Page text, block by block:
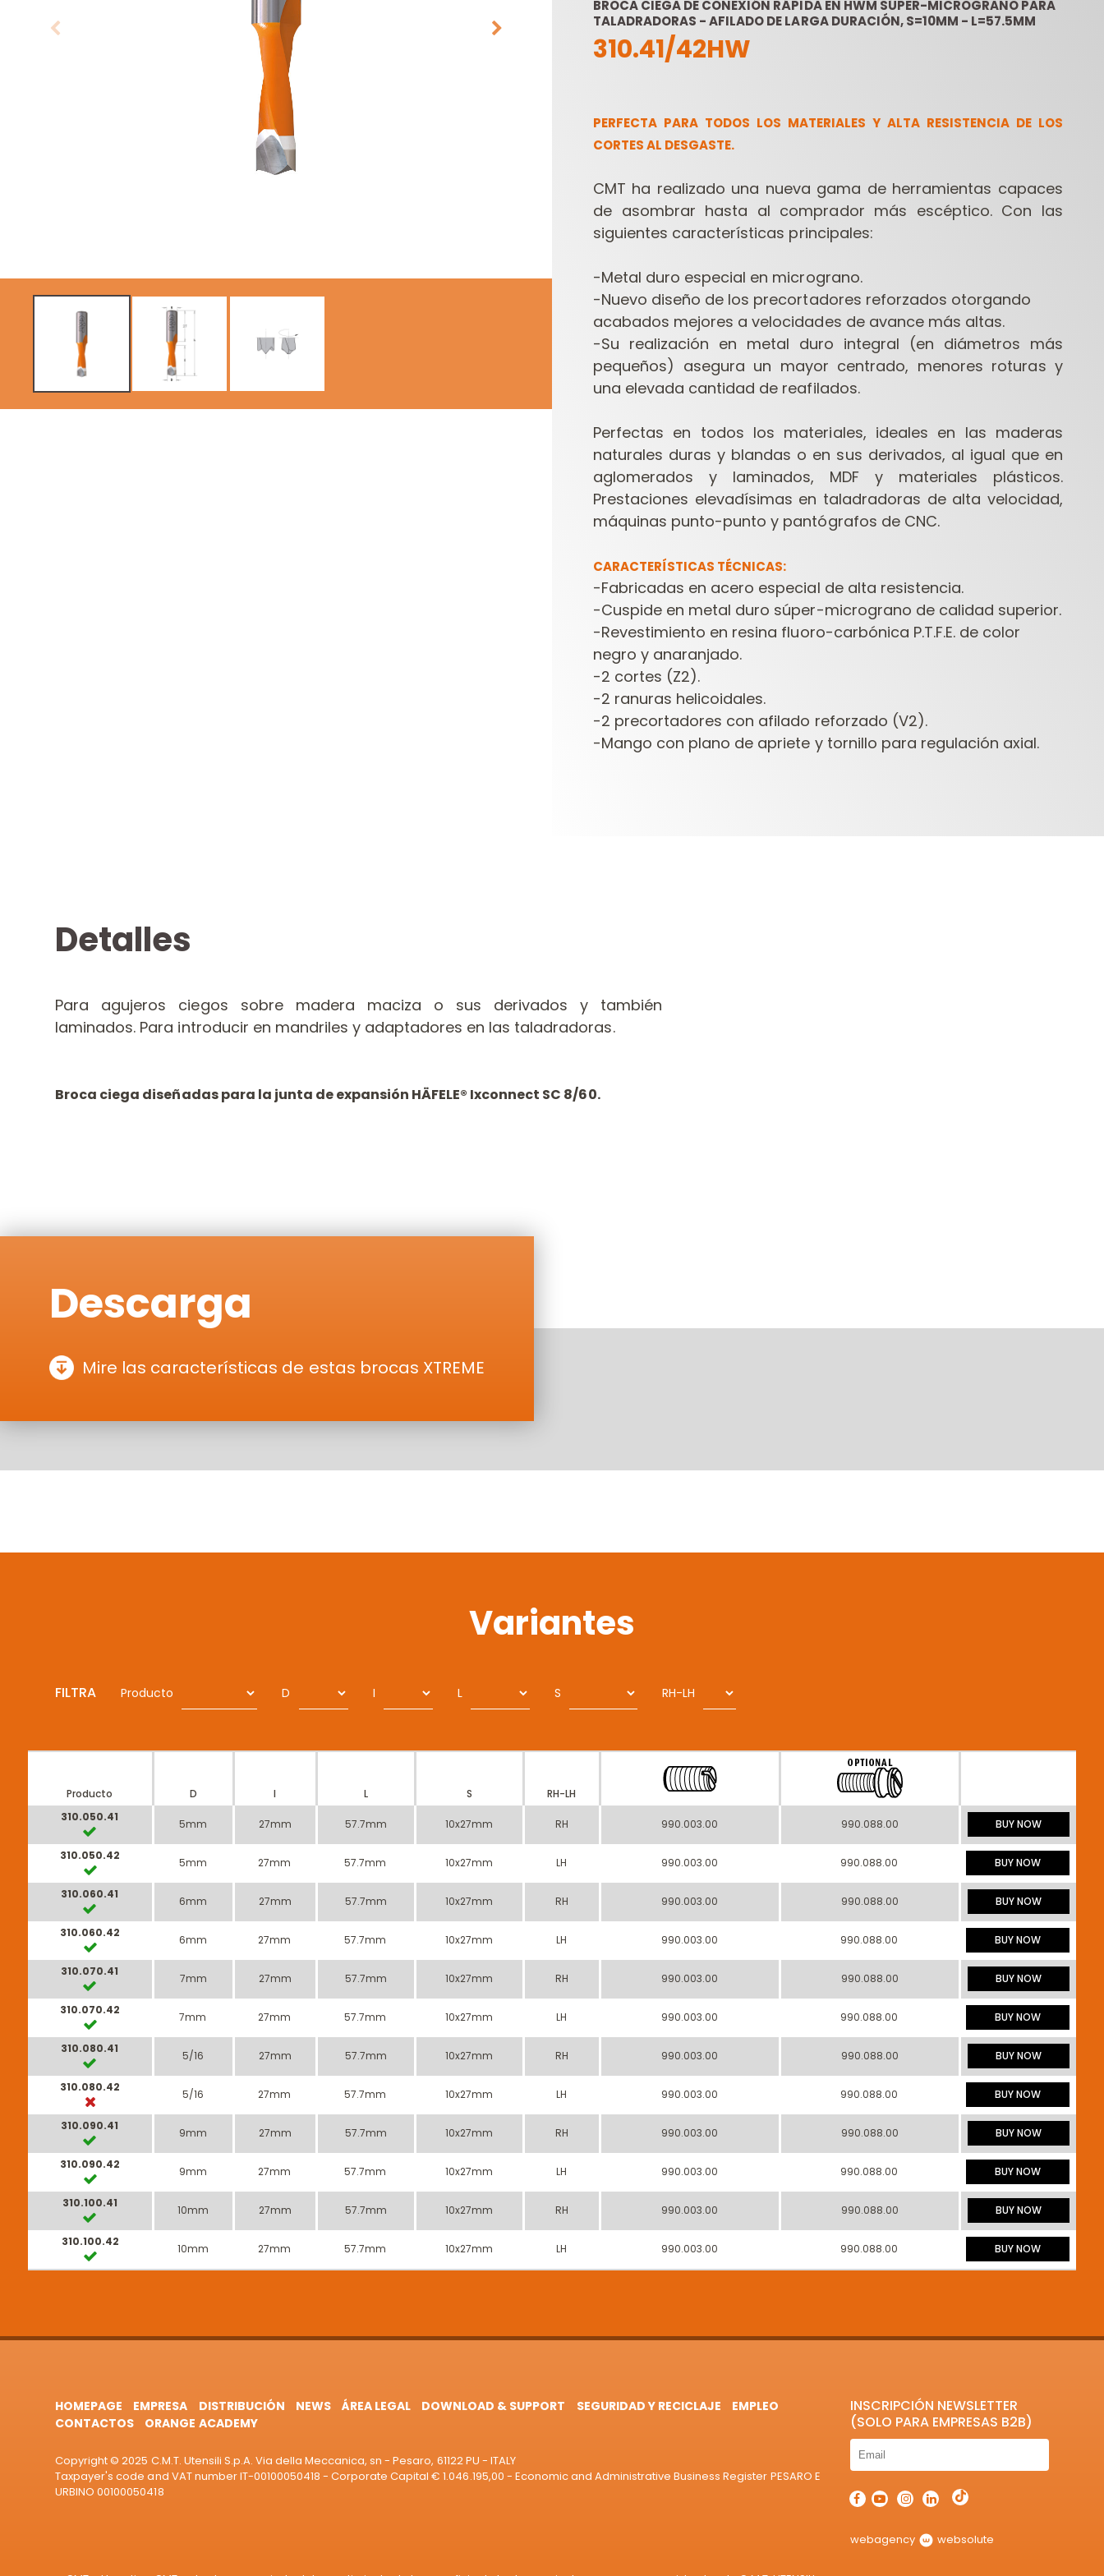
ITK XTREME SAW
PORTACUCHILLAS Y
CUCHILLAS
FRESAS PARA
FRESADORAS
CONTRACTOR PARA
FRESADORAS
BROCA CIEGA DE CONEXIÓN RÁPIDA EN HWM SÚPER-MICROGRANO PARA
TALADRADORAS - AFILADO DE LARGA DURACIÓN, S=10MM - L=57.5MM
310.41/42HW
PERFECTA PARA TODOS LOS MATERIALES Y ALTA RESISTENCIA DE LOS
CORTES AL DESGASTE.
CMT ha realizado una nueva gama de herramientas capaces
de asombrar hasta al comprador más escéptico. Con las
siguientes características principales:
-Metal duro especial en micrograno.
-Nuevo diseño de los precortadores reforzados otorgando
acabados mejores a velocidades de avance más altas.
-Su realización en metal duro integral (en diámetros más
pequeños) asegura un mayor centrado, menores roturas y
una elevada cantidad de reafilados.
Perfectas en todos los materiales, ideales en las maderas
naturales duras y blandas o en sus derivados, al igual que en
aglomerados y laminados, MDF y materiales plásticos.
Prestaciones elevadísimas en taladradoras de alta velocidad,
máquinas punto-punto y pantógrafos de CNC.
CARACTERÍSTICAS TÉCNICAS:
-Fabricadas en acero especial de alta resistencia.
-Cuspide en metal duro súper-micrograno de calidad superior.
-Revestimiento en resina fluoro-carbónica P.T.F.E. de color
negro y anaranjado.
-2 cortes (Z2).
-2 ranuras helicoidales.
-2 precortadores con afilado reforzado (V2).
-Mango con plano de apriete y tornillo para regulación axial.
Detalles
Para agujeros ciegos sobre madera maciza o sus derivados y también
laminados. Para introducir en mandriles y adaptadores en las taladradoras.
Broca ciega diseñadas para la junta de expansión HÄFELE® Ixconnect SC 8/60.
Descarga
Mire las características de estas brocas XTREME
Variantes
FILTRA Producto D I L S RH-LH
Producto D I L S
RH-LH
310.050.41
5mm 27mm 57.7mm 10x27mm RH 990.003.00 990.088.00 BUY NOW
310.050.42
5mm 27mm 57.7mm 10x27mm LH 990.003.00 990.088.00 BUY NOW
310.060.41
6mm 27mm 57.7mm 10x27mm RH 990.003.00 990.088.00 BUY NOW
310.060.42
6mm 27mm 57.7mm 10x27mm LH 990.003.00 990.088.00 BUY NOW
310.070.41
7mm 27mm 57.7mm 10x27mm RH 990.003.00 990.088.00 BUY NOW
310.070.42
7mm 27mm 57.7mm 10x27mm LH 990.003.00 990.088.00 BUY NOW
310.080.41
5/16 27mm 57.7mm 10x27mm RH 990.003.00 990.088.00 BUY NOW
310.080.42
5/16 27mm 57.7mm 10x27mm LH 990.003.00 990.088.00 BUY NOW
310.090.41
9mm 27mm 57.7mm 10x27mm RH 990.003.00 990.088.00 BUY NOW
310.090.42
9mm 27mm 57.7mm 10x27mm LH 990.003.00 990.088.00 BUY NOW
310.100.41
10mm 27mm 57.7mm 10x27mm RH 990.003.00 990.088.00 BUY NOW
310.100.42
10mm 27mm 57.7mm 10x27mm LH 990.003.00 990.088.00 BUY NOW
HOMEPAGE EMPRESA DISTRIBUCIÓN NEWS ÁREA LEGAL DOWNLOAD & SUPPORT SEGURIDAD Y RECICLAJE
EMPLEO
CONTACTOS
ORANGE ACADEMY
Copyright © 2025 C.M.T. Utensili S.p.A. Via della Meccanica, sn - Pesaro, 61122 PU - ITALY
Taxpayer's code and VAT number IT-00100050418 - Corporate Capital € 1.046.195,00 - Economic and Administrative Business Register PESARO E
URBINO 00100050418
INSCRIPCIÓN NEWSLETTER
(SOLO PARA EMPRESAS B2B)
webagency websolute